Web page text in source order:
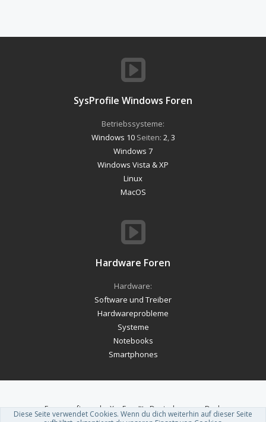
SysProfile Windows Foren
Betriebssysteme:
Windows 10Seiten: 2 3
Windows 7
Windows Vista & XP
Linux
MacOS
Hardware Foren
Hardware:
Software und Treiber
Hardwareprobleme
Systeme
Notebooks
Smartphones
Forum software by XenForo™-Deutsch von xenDach
Theme designed byThemeHouse .
Diese Seite verwendet Cookies. Wenn du dich weiterhin auf dieser Seite